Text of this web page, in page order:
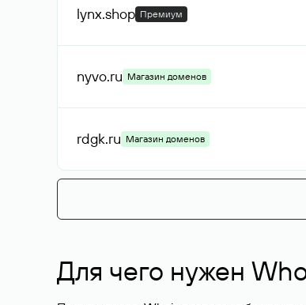
lynx.shop Премиум
nyvo.ru Магазин доменов
rdgk.ru Магазин доменов
Для чего нужен